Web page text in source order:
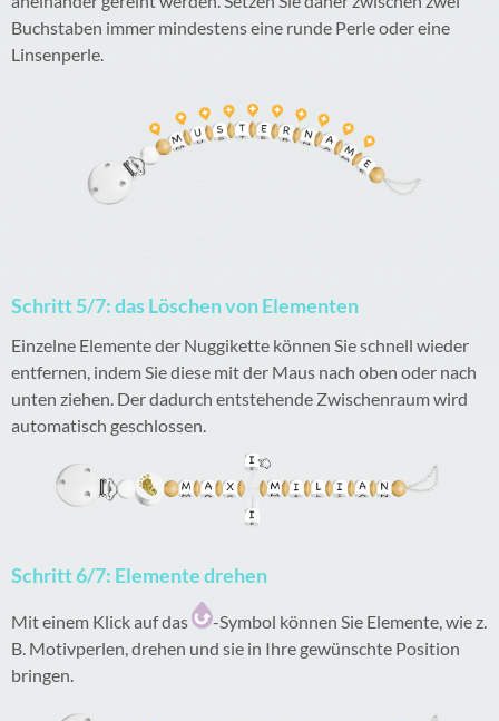
Buchstaben immer mindestens eine runde Perle oder eine
Linsenperle.
Schritt 5/7: das Löschen von Elementen
Einzelne Elemente der Nuggikette können Sie schnell wieder
entfernen, indem Sie diese mit der Maus nach oben oder nach
unten ziehen. Der dadurch entstehende Zwischenraum wird
automatisch geschlossen.
Schritt 6/7: Elemente drehen
Mit einem Klick auf das
-Symbol können Sie Elemente, wie z.
B. Motivperlen, drehen und sie in Ihre gewünschte Position
bringen.